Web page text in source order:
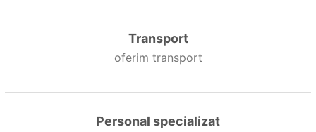
Transport
oferim transport
Personal specializat